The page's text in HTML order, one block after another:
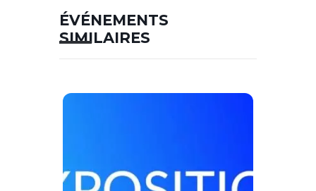
ÉVÉNEMENTS
SIMILAIRES